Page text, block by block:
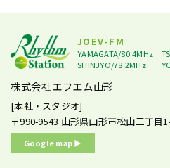
JOEV-FM
YAMAGATA/80.4MHz
SHINJYO/78.2MHz
株式会社エフエム山形
[本社・スタジオ]
〒990-9543 山形県山形市松山三丁目
Google map ▶︎